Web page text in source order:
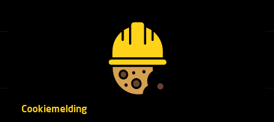
Bel met onze experts
+31(0)76 751 25 18
Cookiemelding